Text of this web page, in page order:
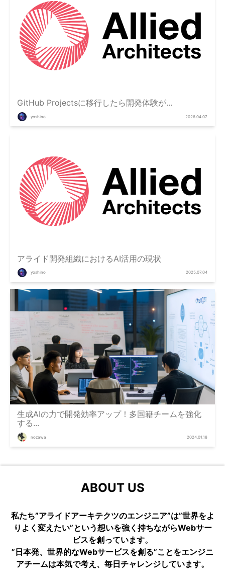
GitHub Projectsに移行したら開発体験が...
yoshino 2026.04.07
アライド開発組織におけるAI活用の現状
yoshino 2025.07.04
生成AIの力で開発効率アップ！多国籍チームを強化
する...
nozawa 2024.01.18
ABOUT US
私たち”アライドアーキテクツのエンジニア”は”世界をよ
りよく変えたい”という想いを強く持ちながらWebサー
ビスを創っています。
”日本発、世界的なWebサービスを創る”ことをエンジニ
アチームは本気で考え、毎日チャレンジしています。